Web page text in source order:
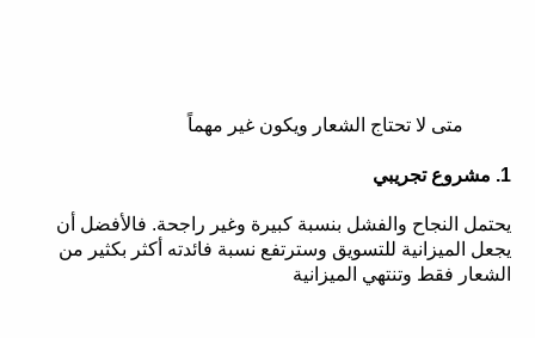
متى لا تحتاج الشعار ويكون غير مهماً
1. مشروع تجريبي
يحتمل النجاح والفشل بنسبة كبيرة وغير راجحة. فالأفضل أن
يجعل الميزانية للتسويق وسترتفع نسبة فائدته أكثر بكثير من
الشعار فقط وتنتهي الميزانية